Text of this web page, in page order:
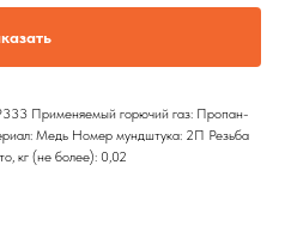
Применяемый горючий газ: Пропан-
Медь Номер мундштука: 2П Резьба
кг (не более): 0,02